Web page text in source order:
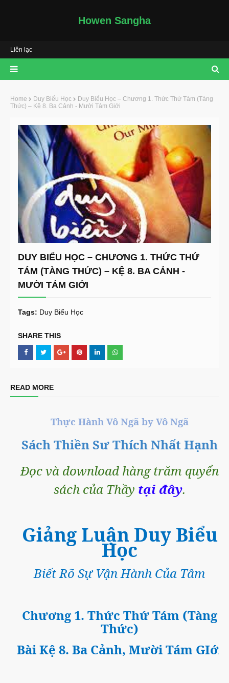
Howen Sangha
Liên lạc
Home Duy Biểu Học
Duy Biểu Học – Chương 1. Thức Thứ Tám (Tàng
Thức) – Kệ 8. Ba Cảnh - Mười Tám Giới
DUY BIỂU HỌC – CHƯƠNG 1. THỨC THỨ
TÁM (TÀNG THỨC) – KỆ 8. BA CẢNH -
MƯỜI TÁM GIỚI
Tags: Duy Biểu Học
SHARE THIS
READ MORE
Thực Hành Vô Ngã by Vô Ngã
Sách Thiền Sư Thích Nhất Hạnh
Đọc và download hàng trăm quyển
sách của Thầy tại đây.
Giảng Luận Duy Biểu
Học
Biết Rõ Sự Vận Hành Của Tâm
Chương 1. Thức Thứ Tám (Tàng
Thức)
Bài Kệ 8. Ba Cảnh, Mười Tám GIới